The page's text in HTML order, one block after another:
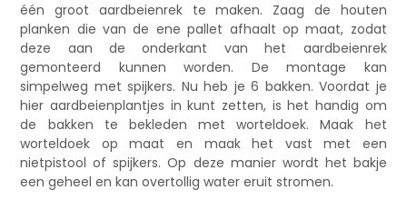
één groot aardbeienrek te maken. Zaag de houten
planken die van de ene pallet afhaalt op maat, zodat
deze aan de onderkant van het aardbeienrek
gemonteerd kunnen worden. De montage kan
simpelweg met spijkers. Nu heb je 6 bakken. Voordat je
hier aardbeienplantjes in kunt zetten, is het handig om
de bakken te bekleden met worteldoek. Maak het
worteldoek op maat en maak het vast met een
nietpistool of spijkers. Op deze manier wordt het bakje
een geheel en kan overtollig water eruit stromen.